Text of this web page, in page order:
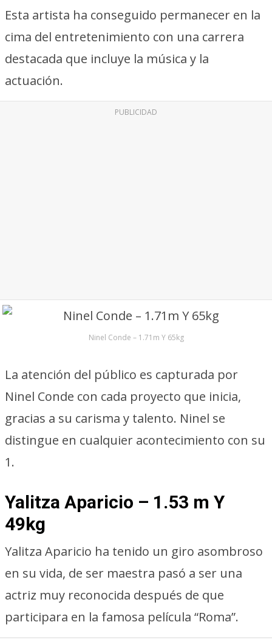
Esta artista ha conseguido permanecer en la
cima del entretenimiento con una carrera
destacada que incluye la música y la
actuación.
PUBLICIDAD
Ninel Conde – 1.71m Y 65kg
La atención del público es capturada por
Ninel Conde con cada proyecto que inicia,
gracias a su carisma y talento. Ninel se
distingue en cualquier acontecimiento con su
1.
Yalitza Aparicio – 1.53 m Y
49kg
Yalitza Aparicio ha tenido un giro asombroso
en su vida, de ser maestra pasó a ser una
actriz muy reconocida después de que
participara en la famosa película “Roma”.